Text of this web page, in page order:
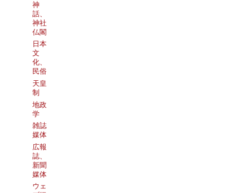
神
話、
神社
仏閣
日本
文
化、
民俗
天皇
制
地政
学
雑誌
媒体
広報
誌、
新聞
媒体
ウェ